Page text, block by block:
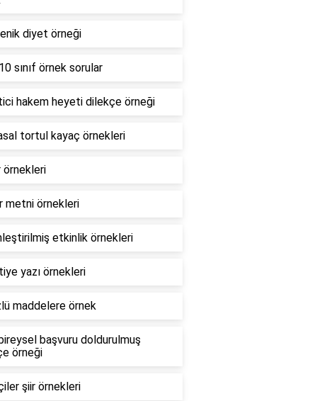
diyet örneği
sınıf örnek sorular
hakem heyeti dilekçe örneği
tortul kayaç örnekleri
örnekleri
metni örnekleri
etkinlik örnekleri
yazı örnekleri
maddelere örnek
başvuru doldurulmuş
örneği
şiir örnekleri